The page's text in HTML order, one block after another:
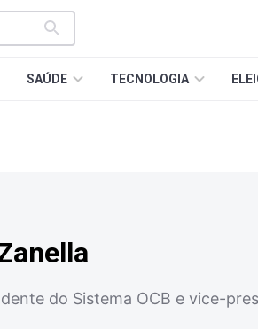
SAÚDE TECNOLOGIA
do Sistema OCB e vice-